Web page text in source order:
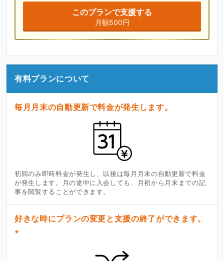
このプランで支援する
月額500円
有料プランについて
毎月月末の自動更新で料金が発生します。
初回のみ即時料金が発生し、以後は毎月月末の自動更新で料金
が発生します。月の途中に入会しても、月初から月末までの記
事を閲覧することができます。
好きな時にプランの変更と支援の終了ができます。
※